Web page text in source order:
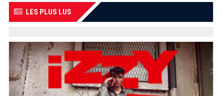
LES PLUS LUS